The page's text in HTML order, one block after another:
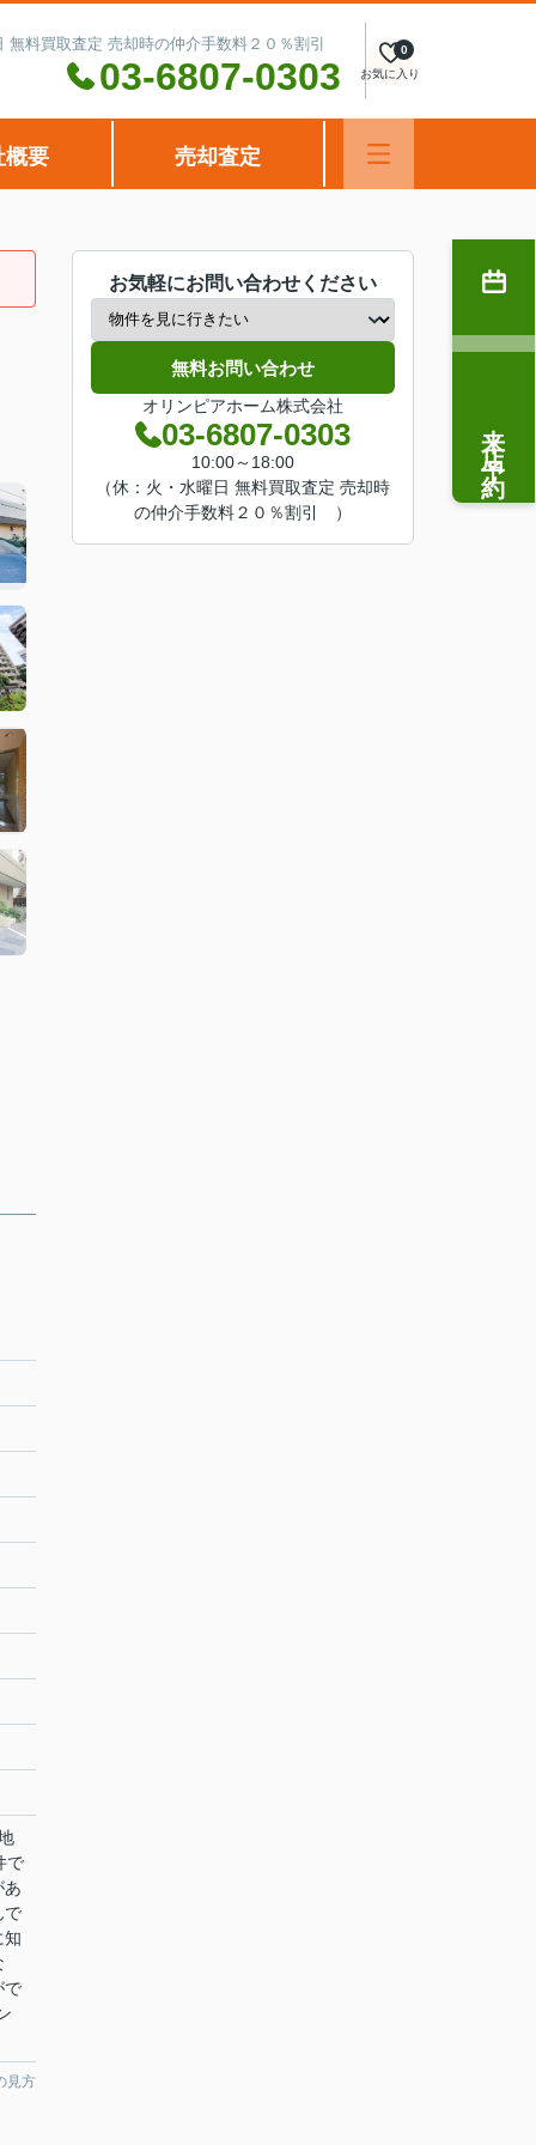
料買取査定 売却時の仲介手数料２０％割引
03-6807-0303 お気に入り
0
概要 売却査定
で
あ
で
知
で
見方
お気軽にお問い合わせください
無料お問い合わせ
オリンピアホーム株式会社
03-6807-0303
10:00～18:00
（休：火・水曜日 無料買取査定 売却時
の仲介手数料２０％割引 ）
来店予約